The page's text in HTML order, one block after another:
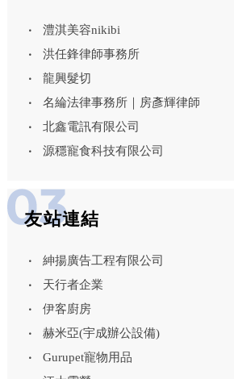
澧淇美容nikibi
洪任鋒律師事務所
龍興髮切
名綸法律事務所｜房彥輝律師
北鑫電訊有限公司
源穩寵食科技有限公司
友站連結
紳揚廣告工程有限公司
天行者企業
伊客廚房
赫米亞(宇成辦公設備)
Gurupet寵物用品